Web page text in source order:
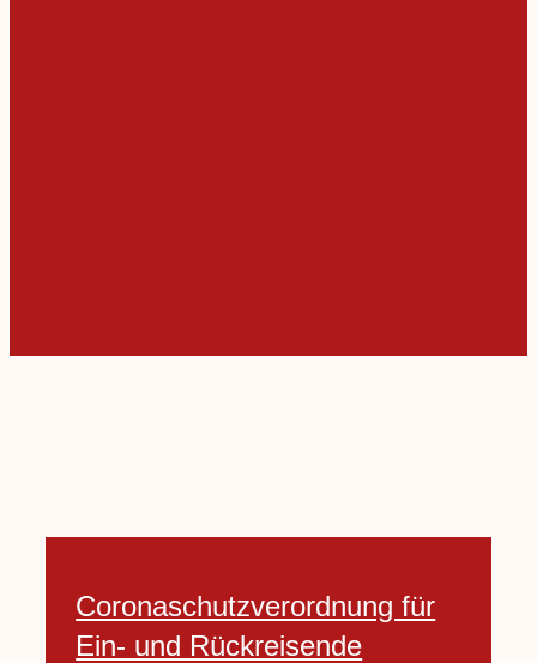
Coronaschutzverordnung für
Ein- und Rückreisende